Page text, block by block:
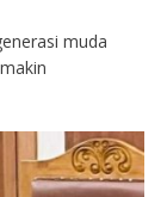
muda